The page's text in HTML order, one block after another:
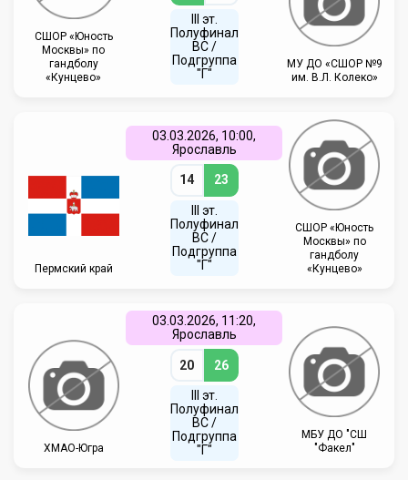
СШОР «Юность
Москвы» по
гандболу
«Кунцево»
III эт.
Полуфинал
ВC /
Подгруппа
"Г"
МУ ДО «СШОР №9
им. В.Л. Колеко»
Пермский край
03.03.2026, 10:00,
Ярославль
14 23
III эт.
Полуфинал
ВC /
Подгруппа
"Г"
СШОР «Юность
Москвы» по
гандболу
«Кунцево»
ХМАО-Югра
03.03.2026, 11:20,
Ярославль
20 26
III эт.
Полуфинал
ВC /
Подгруппа
"Г"
МБУ ДО "СШ
"Факел"